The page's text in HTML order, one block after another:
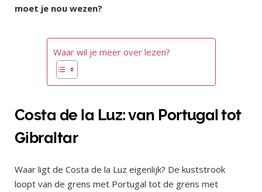
moet je nou wezen?
Waar wil je meer over lezen?
Costa de la Luz: van Portugal tot
Gibraltar
Waar ligt de Costa de la Luz eigenlijk? De kuststrook
loopt van de grens met Portugal tot de grens met